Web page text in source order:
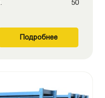
50
Подробнее